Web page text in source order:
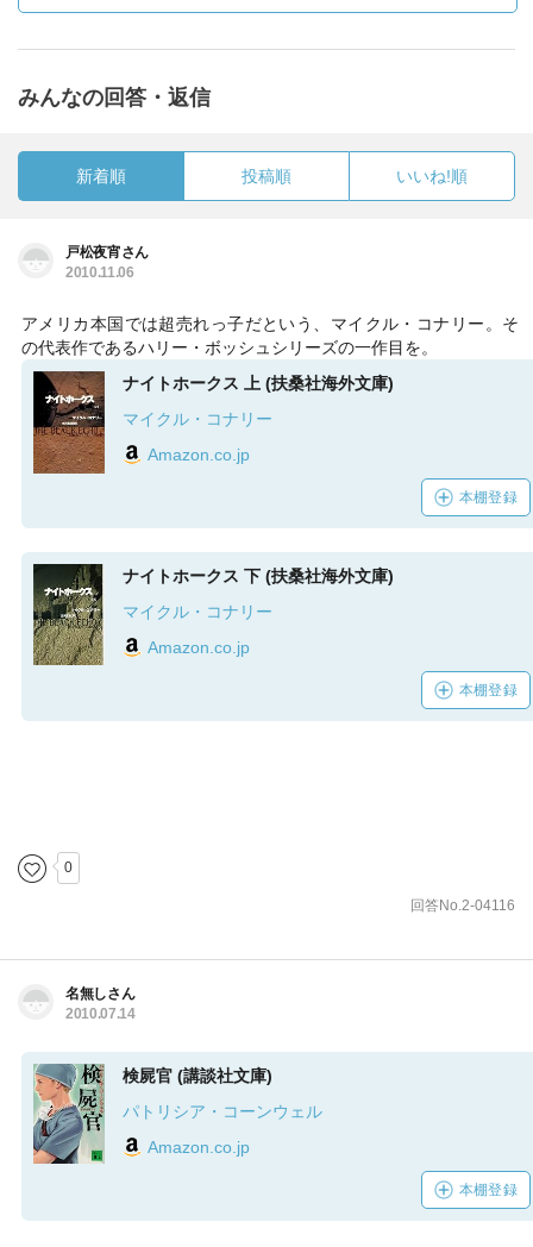
みんなの回答・返信
新着順 投稿順 いいね!順
戸松夜宵さん
2010.11.06
アメリカ本国では超売れっ子だという、マイクル・コナリー。そ
の代表作であるハリー・ボッシュシリーズの一作目を。
ナイトホークス 上 (扶桑社海外文庫)
マイクル・コナリー
Amazon.co.jp
本棚登録
ナイトホークス 下 (扶桑社海外文庫)
マイクル・コナリー
Amazon.co.jp
本棚登録
0
回答No.2-04116
名無しさん
2010.07.14
検屍官 (講談社文庫)
パトリシア・コーンウェル
Amazon.co.jp
本棚登録